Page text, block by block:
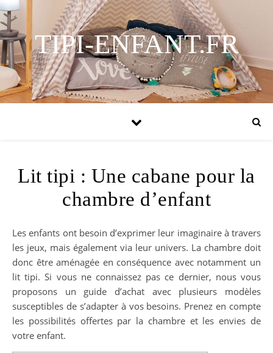
TIPI-ENFANT.FR
Lit tipi : Une cabane pour la
chambre d’enfant
Les enfants ont besoin d’exprimer leur imaginaire à travers
les jeux, mais également via leur univers. La chambre doit
donc être aménagée en conséquence avec notamment un
lit tipi. Si vous ne connaissez pas ce dernier, nous vous
proposons un guide d’achat avec plusieurs modèles
susceptibles de s’adapter à vos besoins. Prenez en compte
les possibilités offertes par la chambre et les envies de
votre enfant.